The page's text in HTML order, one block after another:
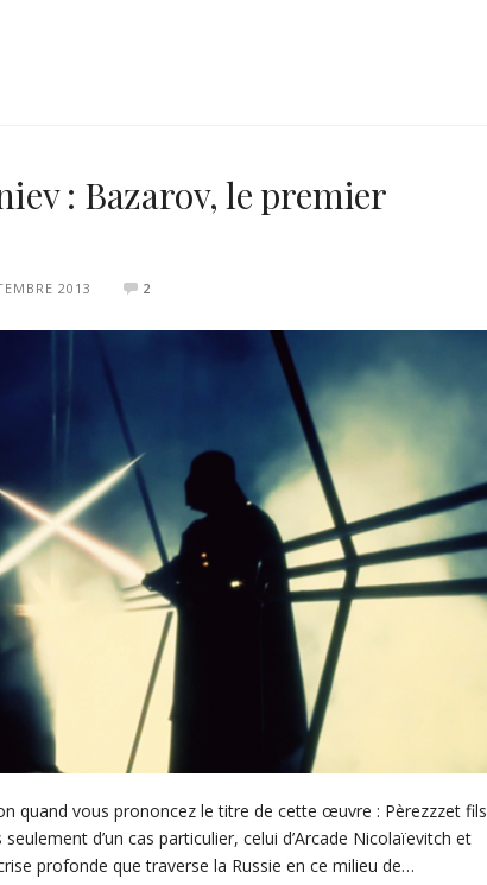
: Bazarov, le premier
2013 2
quand vous prononcez le titre de cette œuvre : Pèrezzzet fils
d’un cas particulier, celui d’Arcade Nicolaïevitch et
profonde que traverse la Russie en ce milieu de…